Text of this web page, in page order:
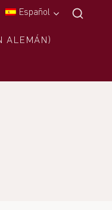
Español
ALEMÁN)